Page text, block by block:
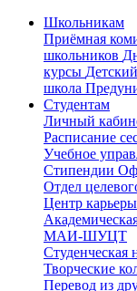
Школьникам
Приёмная
школьников
курсы
школа
Студентам
Личный
Расписание
Учебное
Стипендии
Отдел
Центр карьеры
МАИ-ШУЦТ
Студенческая
Творческие
Перевод из